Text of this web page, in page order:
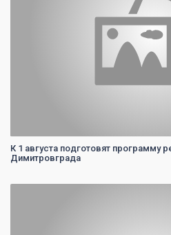
К 1 августа подготовят программу
Димитровграда